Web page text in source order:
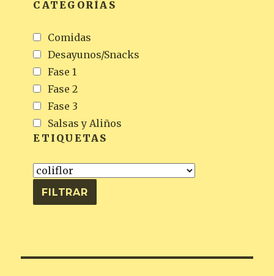
CATEGORÍAS
Comidas
Desayunos/Snacks
Fase 1
Fase 2
Fase 3
Salsas y Aliños
ETIQUETAS